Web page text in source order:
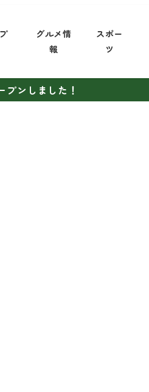
グルメ情
報
スポー
ツ
ンしました！